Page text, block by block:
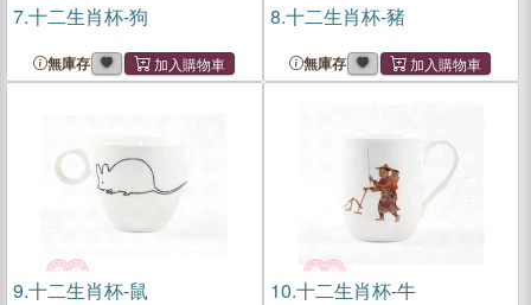
7.十二生肖杯-狗
無庫存
8.十二生肖杯-豬
無庫存
9.十二生肖杯-鼠 10.十二生肖杯-牛